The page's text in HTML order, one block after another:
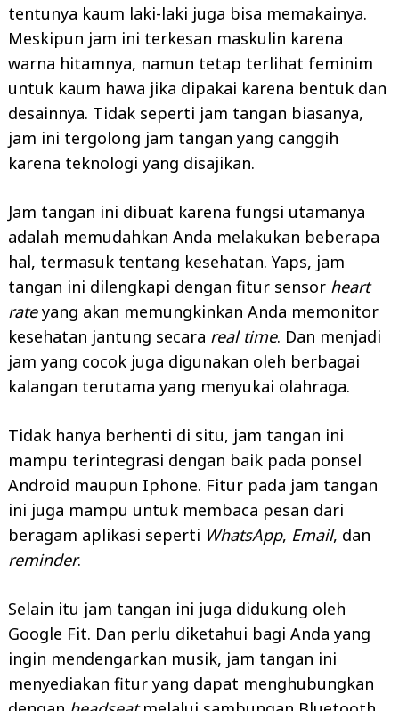
tentunya kaum laki-laki juga bisa memakainya.
Meskipun jam ini terkesan maskulin karena
warna hitamnya, namun tetap terlihat feminim
untuk kaum hawa jika dipakai karena bentuk dan
desainnya. Tidak seperti jam tangan biasanya,
jam ini tergolong jam tangan yang canggih
karena teknologi yang disajikan.
Jam tangan ini dibuat karena fungsi utamanya
adalah memudahkan Anda melakukan beberapa
hal, termasuk tentang kesehatan. Yaps, jam
tangan ini dilengkapi dengan fitur sensor heart
rateyang akan memungkinkan Anda memonitor
kesehatan jantung secara real time. Dan menjadi
jam yang cocok juga digunakan oleh berbagai
kalangan terutama yang menyukai olahraga.
Tidak hanya berhenti di situ, jam tangan ini
mampu terintegrasi dengan baik pada ponsel
Android maupun Iphone. Fitur pada jam tangan
ini juga mampu untuk membaca pesan dari
beragam aplikasi seperti WhatsApp, Email, dan
reminder.
Selain itu jam tangan ini juga didukung oleh
Google Fit. Dan perlu diketahui bagi Anda yang
ingin mendengarkan musik, jam tangan ini
menyediakan fitur yang dapat menghubungkan